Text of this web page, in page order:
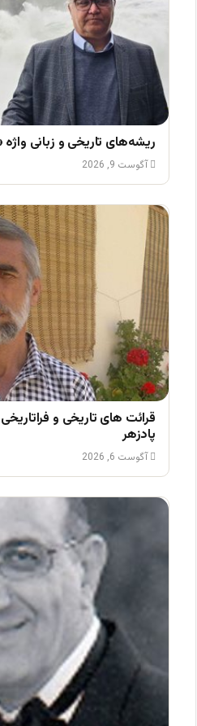
ریشه‌های تاریخی و زبانی
آگوست 9, 2026
قرائت های تاریخی و
پادزهر
آگوست 6, 2026